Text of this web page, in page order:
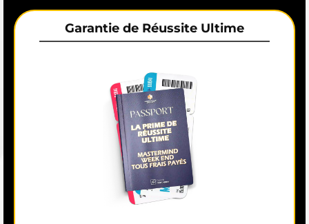
Garantie de Réussite Ultime